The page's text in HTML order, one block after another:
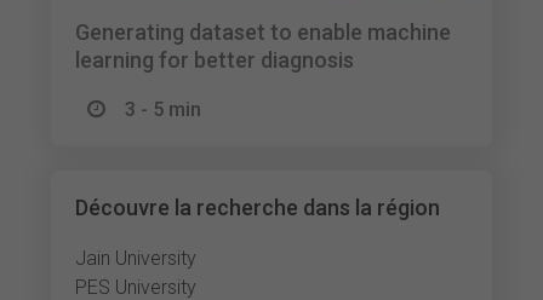
Generating dataset to enable machine
learning for better diagnosis
3 - 5 min
Découvre la recherche dans la région
Jain University
PES University